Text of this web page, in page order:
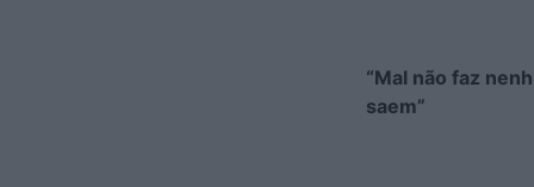
“Mal não faz
saem”